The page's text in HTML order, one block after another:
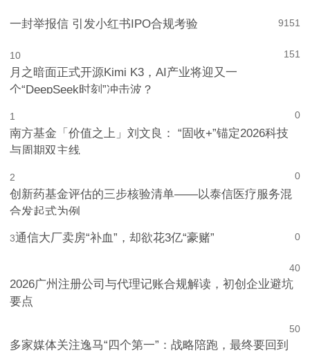
151
9
一封举报信 引发小红书IPO合规考验
151
10
月之暗面正式开源Kimi K3，AI产业将迎又一
个“DeepSeek时刻”冲击波？
0
1
南方基金「价值之上」刘文良： “固收+”锚定2026科技
与周期双主线
0
2
创新药基金评估的三步核验清单——以泰信医疗服务混
合发起式为例
0
3通信大厂卖房“补血”，却欲花3亿“豪赌”
0
4
2026广州注册公司与代理记账合规解读，初创企业避坑
要点
0
5
多家媒体关注逸马“四个第一”：战略陪跑，最终要回到